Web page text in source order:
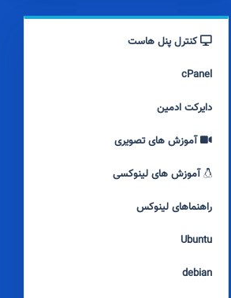
کنترل پنل هاست
cPanel
دایرکت ادمین
آموزش های تصویری
آموزش های لینوکسی
راهنماهای لینوکس
Ubuntu
debian